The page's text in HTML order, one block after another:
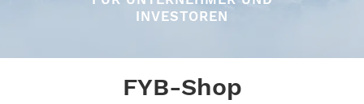
INVESTOREN
FYB-Shop